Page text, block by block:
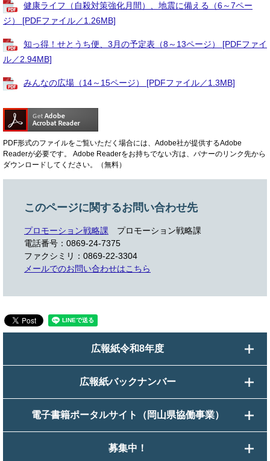
健康ライフ（自殺対策強化月間）、地震に備える（6～7ペー
ジ） [PDFファイル／1.26MB]
知っ得！せとうち便、3月の予定表（8～13ページ） [PDFファイ
ル／2.94MB]
みんなの広場（14～15ページ） [PDFファイル／1.3MB]
PDF形式のファイルをご覧いただく場合には、Adobe社が提供するAdobe
Readerが必要です。
Adobe Readerをお持ちでない方は、バナーのリンク先から
ダウンロードしてください。（無料）
このページに関するお問い合わせ先
プロモーション戦略課
プロモーション戦略課
電話番号：0869-24-7375
ファクシミリ：0869-22-3304
メールでのお問い合わせはこちら
広報紙令和8年度
広報紙バックナンバー
電子書籍ポータルサイト（岡山県協働事業）
募集中！